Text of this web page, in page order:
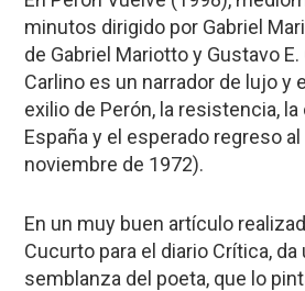
minutos dirigido por Gabriel
de Gabriel Mariotto y Gustavo
Carlino es un narrador de lujo y
exilio de Perón, la resistencia,
España y el esperado regreso
noviembre de 1972).
En un muy buen artículo
Cucurto para el diario Crítica, da
semblanza del poeta, que lo